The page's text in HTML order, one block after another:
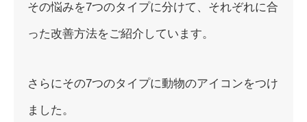
その悩みを7つのタイプに分けて、それぞれに合
った改善方法をご紹介しています。
さらにその7つのタイプに動物のアイコンをつけ
ました。